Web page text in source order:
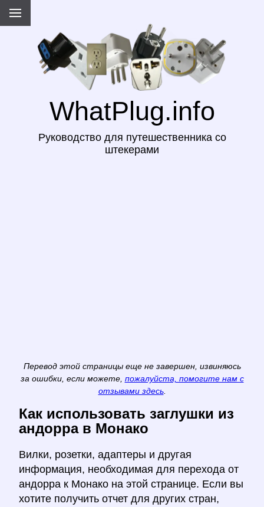
WhatPlug.info
Руководство для путешественника со
штекерами
Перевод этой страницы еще не завершен, извиняюсь
за ошибки, если можете, пожалуйста, помогите нам с
отзывами здесь.
Как использовать заглушки из
андорра в Монако
Вилки, розетки, адаптеры и другая
информация, необходимая для перехода от
андорра к Монако на этой странице. Если вы
хотите получить отчет для других стран,